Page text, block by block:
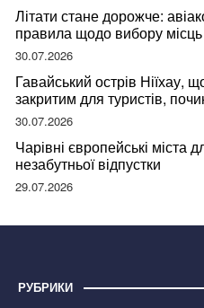
Літати стане дорожче:
правила щодо вибору місць
30.07.2026
Гавайський острів Ніїхау,
закритим для туристів,
відвідувачів
30.07.2026
Чарівні європейські міста
незабутньої відпустки
29.07.2026
РУБРИКИ